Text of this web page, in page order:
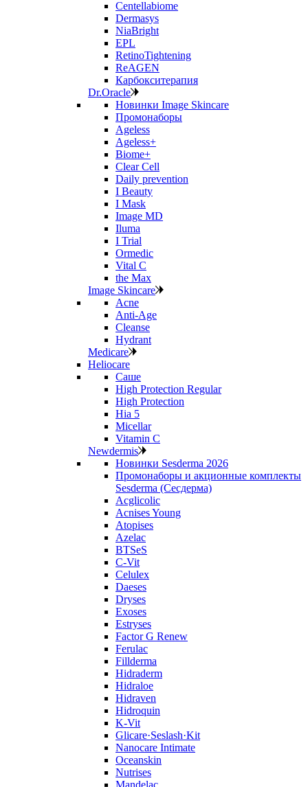
Centellabiome
Dermasys
NiaBright
EPL
RetinoTightening
ReAGEN
Карбокситерапия
Dr.Oracle
Новинки Image Skincare
Промонаборы
Ageless
Ageless+
Biome+
Clear Cell
Daily prevention
I Beauty
I Mask
Image MD
Iluma
I Trial
Ormedic
Vital C
the Max
Image Skincare
Acne
Anti‑Age
Cleanse
Hydrant
Medicare
Heliocare
Саше
High Protection Regular
High Protection
Hia 5
Micellar
Vitamin C
Newdermis
Новинки Sesderma 2026
Промонаборы и акционные комплекты
Sesderma (Сесдерма)
Acglicolic
Acnises Young
Atopises
Azelac
BTSeS
C‑Vit
Celulex
Daeses
Dryses
Exoses
Estryses
Factor G Renew
Ferulac
Fillderma
Hidraderm
Hidraloe
Hidraven
Hidroquin
K-Vit
Glicare·Seslash·Kit
Nanocare Intimate
Oceanskin
Nutrises
Mandelac